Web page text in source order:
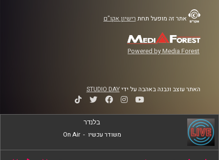
אתר זה מופעל תחת רישיון אקו"ם
Powered by Media Forest
האתר עוצב ונבנה באהבה על ידיSTUDIO DAY
בלנדר
משודר עכשיו -
On Air